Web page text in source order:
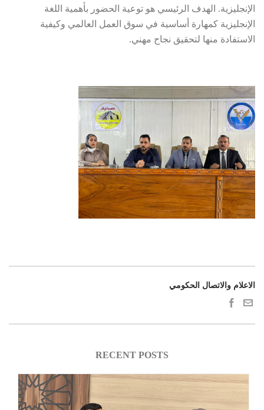
الإنجليزية. الهدف الرئيسي هو توعية الحضور بأهمية اللغة
الإنجليزية كمهارة أساسية في سوق العمل العالمي وكيفية
الاستفادة منها لتحقيق نجاح مهني.
الاعلام والاتصال الحكومي
RECENT POSTS